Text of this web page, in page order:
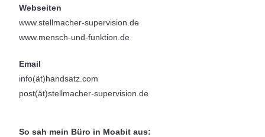
Webseiten
www.stellmacher-supervision.de
www.mensch-und-funktion.de
Email
info(ät)handsatz.com
post(ät)stellmacher-supervision.de
So sah mein Büro in Moabit aus: